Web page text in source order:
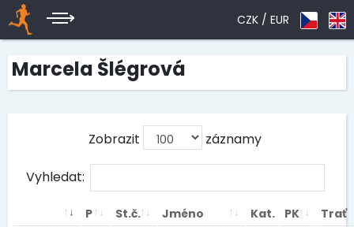
CZK / EUR
Marcela Šlégrová
Zobrazit záznamy
Vyhledat:
P St.č. Jméno Kat. PK
Trať